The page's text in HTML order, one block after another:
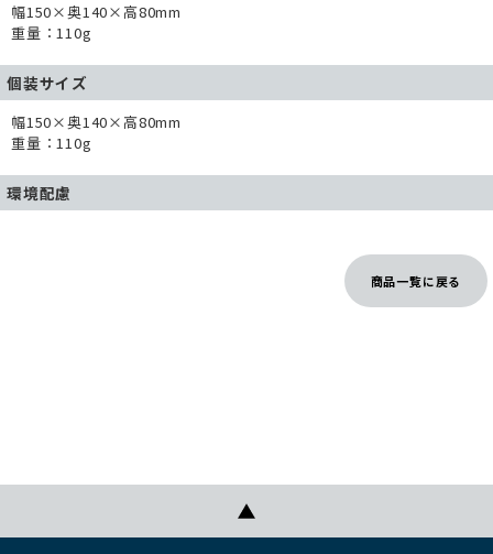
幅150×奥140×高80mm
重量：110g
個装サイズ
幅150×奥140×高80mm
重量：110g
環境配慮
商品一覧に戻る